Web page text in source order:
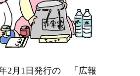
2月1日発行の 「広報